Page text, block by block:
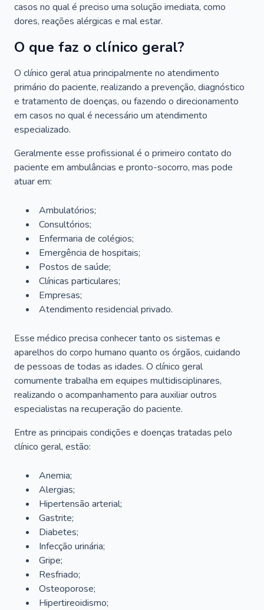
casos no qual é preciso uma solução imediata, como
dores, reações alérgicas e mal estar.
O que faz o clínico geral?
O clínico geral atua principalmente no atendimento
primário do paciente, realizando a prevenção, diagnóstico
e tratamento de doenças, ou fazendo o direcionamento
em casos no qual é necessário um atendimento
especializado.
Geralmente esse profissional é o primeiro contato do
paciente em ambulâncias e pronto-socorro, mas pode
atuar em:
Ambulatórios;
Consultórios;
Enfermaria de colégios;
Emergência de hospitais;
Postos de saúde;
Clínicas particulares;
Empresas;
Atendimento residencial privado.
Esse médico precisa conhecer tanto os sistemas e
aparelhos do corpo humano quanto os órgãos, cuidando
de pessoas de todas as idades. O clínico geral
comumente trabalha em equipes multidisciplinares,
realizando o acompanhamento para auxiliar outros
especialistas na recuperação do paciente.
Entre as principais condições e doenças tratadas pelo
clínico geral, estão:
Anemia;
Alergias;
Hipertensão arterial;
Gastrite;
Diabetes;
Infecção urinária;
Gripe;
Resfriado;
Osteoporose;
Hipertireoidismo;